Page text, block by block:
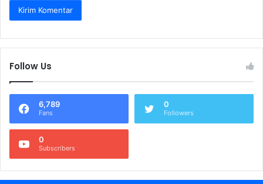
Follow Us
6,789
Fans
0
Followers
0
Subscribers